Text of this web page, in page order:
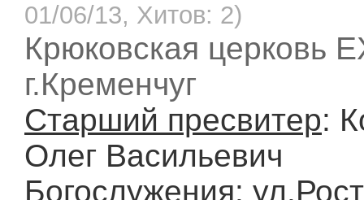
01/06/13, Хитов: 2)
Крюковская церковь
г.Кременчуг
Старший пресвитер:
Олег Васильевич
Богослужения: